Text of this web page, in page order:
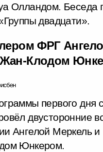
Олландом. Беседа
двадцати».
ФРГ
Клодом
первого дня
двусторонние
Ангелой Меркель
Юнкером.